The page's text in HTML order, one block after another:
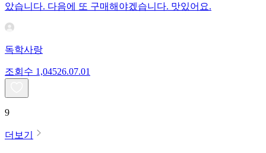
았습니다. 다음에 또 구매해야겠습니다. 맛있어요.
독학사랑
조회수 1,04526.07.01
9
더보기